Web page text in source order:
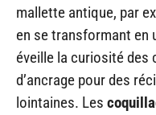
mallette antique, par
en se transformant en
éveille la curiosité des
d’ancrage pour des
lointaines. Les